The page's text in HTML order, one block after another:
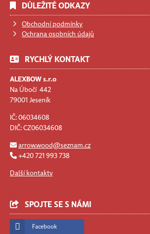
DŮLEŽITÉ ODKAZY
Obchodní podmínky
Ochrana osobních údajů
RYCHLÝ KONTAKT
ALEXBOW s.r.o
Na Úbočí 442
79001 Jeseník
IČ: 06034608
DIČ: CZ06034608
arrow.wood@seznam.cz
+420 721 993 738
Další kontakty
SPOJTE SE S NÁMI
Facebook